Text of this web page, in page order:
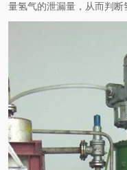
量氢气的泄漏量，从而判断